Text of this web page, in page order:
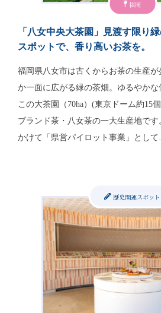
福岡
「八女中央大茶園」見渡す限り
スポットで、香り高いお茶を。
福岡県八女市は古くからお茶の生産
か一面に広がる緑の茶畑。ゆるやか
この大茶園（70ha）(東京ドーム約15
ブランド茶・八女茶の一大生産地です
かけて「県営パイロット事業」として
歴史関連スポット